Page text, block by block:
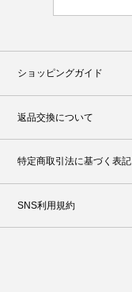
ショッピングガイド
返品交換について
特定商取引法に基づく表記
SNS利用規約